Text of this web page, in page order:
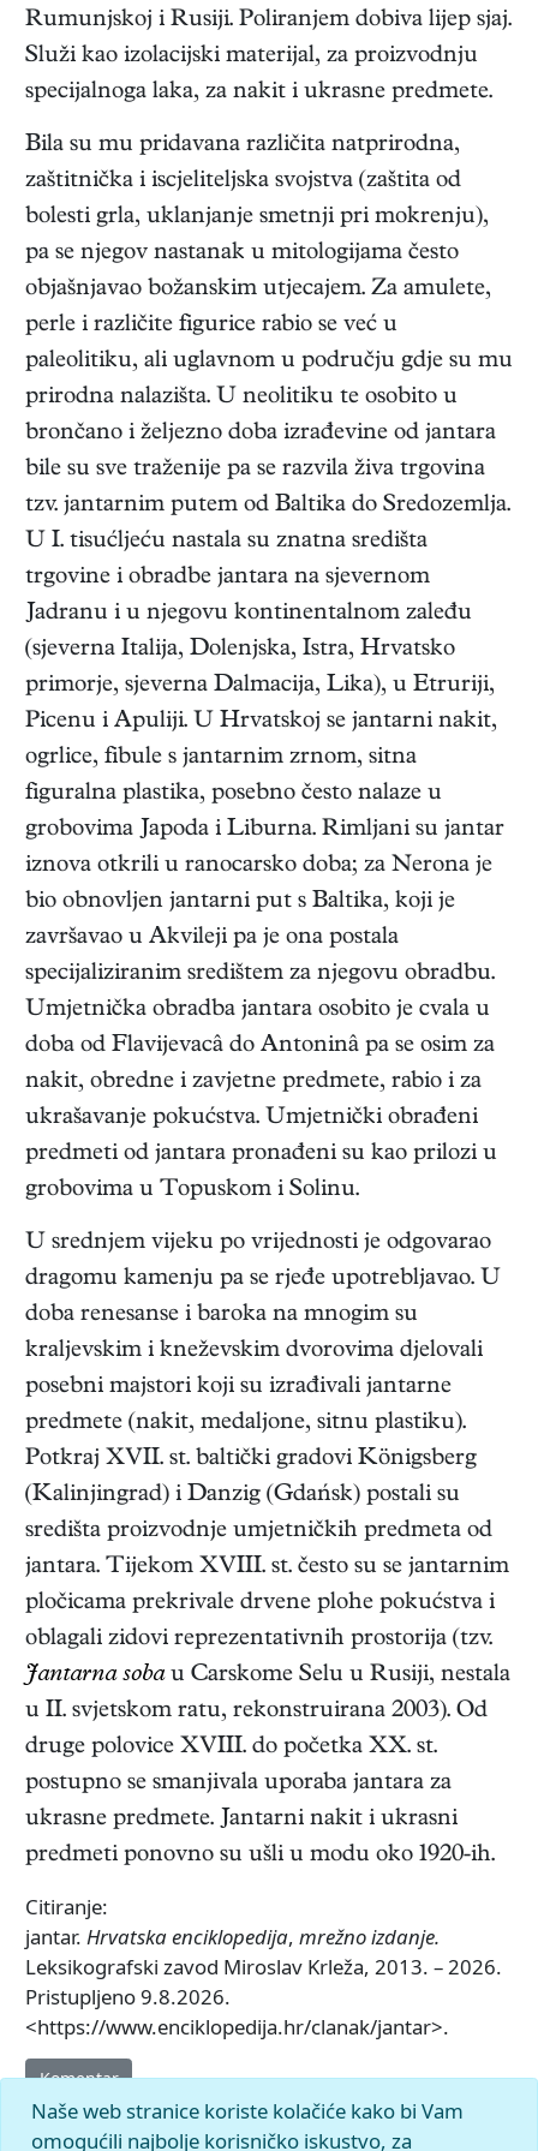
Rumunjskoj i Rusiji. Poliranjem dobiva lijep sjaj.
Služi kao izolacijski materijal, za proizvodnju
specijalnoga laka, za nakit i ukrasne predmete.
Bila su mu pridavana različita natprirodna,
zaštitnička i iscjeliteljska svojstva (zaštita od
bolesti grla, uklanjanje smetnji pri mokrenju),
pa se njegov nastanak u mitologijama često
objašnjavao božanskim utjecajem. Za amulete,
perle i različite figurice rabio se već u
paleolitiku, ali uglavnom u području gdje su mu
prirodna nalazišta. U neolitiku te osobito u
brončano i željezno doba izrađevine od jantara
bile su sve traženije pa se razvila živa trgovina
tzv. jantarnim putem od Baltika do Sredozemlja.
U I. tisućljeću nastala su znatna središta
trgovine i obradbe jantara na sjevernom
Jadranu i u njegovu kontinentalnom zaleđu
(sjeverna Italija, Dolenjska, Istra, Hrvatsko
primorje, sjeverna Dalmacija, Lika), u Etruriji,
Picenu i Apuliji. U Hrvatskoj se jantarni nakit,
ogrlice, fibule s jantarnim zrnom, sitna
figuralna plastika, posebno često nalaze u
grobovima Japoda i Liburna. Rimljani su jantar
iznova otkrili u ranocarsko doba; za Nerona je
bio obnovljen jantarni put s Baltika, koji je
završavao u Akvileji pa je ona postala
specijaliziranim središtem za njegovu obradbu.
Umjetnička obradba jantara osobito je cvala u
doba od Flavijevacâ do Antoninâ pa se osim za
nakit, obredne i zavjetne predmete, rabio i za
ukrašavanje pokućstva. Umjetnički obrađeni
predmeti od jantara pronađeni su kao prilozi u
grobovima u Topuskom i Solinu.
U srednjem vijeku po vrijednosti je odgovarao
dragomu kamenju pa se rjeđe upotrebljavao. U
doba renesanse i baroka na mnogim su
kraljevskim i kneževskim dvorovima djelovali
posebni majstori koji su izrađivali jantarne
predmete (nakit, medaljone, sitnu plastiku).
Potkraj XVII. st. baltički gradovi Königsberg
(Kalinjingrad) i Danzig (Gdańsk) postali su
središta proizvodnje umjetničkih predmeta od
jantara. Tijekom XVIII. st. često su se jantarnim
pločicama prekrivale drvene plohe pokućstva i
oblagali zidovi reprezentativnih prostorija (tzv.
Jantarna sobau Carskome Selu u Rusiji, nestala
u II. svjetskom ratu, rekonstruirana 2003). Od
druge polovice XVIII. do početka XX. st.
postupno se smanjivala uporaba jantara za
ukrasne predmete. Jantarni nakit i ukrasni
predmeti ponovno su ušli u modu oko 1920-ih.
Citiranje:
jantar. Hrvatska enciklopedija, mrežno izdanje.
Leksikografski zavod Miroslav Krleža, 2013. – 2026.
Pristupljeno 9.8.2026.
<https://www.enciklopedija.hr/clanak/jantar>.
Komentar
Naše web stranice koriste kolačiće kako bi Vam
omogućili najbolje korisničko iskustvo, za